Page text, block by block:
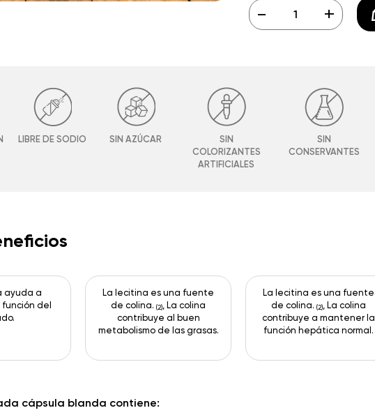
- +
LIBRE DE SODIO SIN AZÚCAR
SIN
COLORIZANTES
ARTIFICIALES
SIN
CONSERVANTES
ayuda a
del
La lecitina es una fuente
de colina. (2), La colina
contribuye al buen
metabolismo de las grasas.
La lecitina es una fuente
de colina. (2), La colina
contribuye a mantener la
función hepática normal.
cápsula blanda contiene: